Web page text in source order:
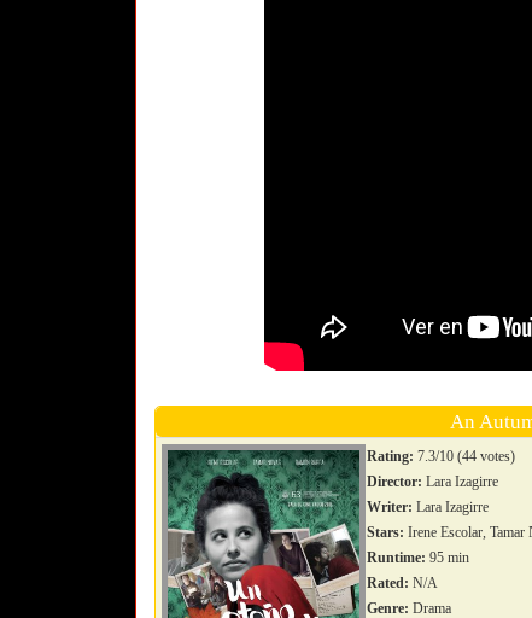
An
Rating: 7.3/10 (44 votes)
Director: Lara Izagirre
Writer: Lara Izagirre
Stars: Irene Escolar, Tamar
Runtime: 95 min
Rated: N/A
Genre: Drama